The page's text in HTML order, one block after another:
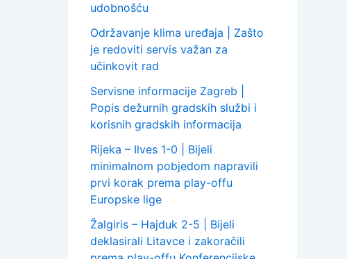
udobnošću
Održavanje klima uređaja | Zašto
je redoviti servis važan za
učinkovit rad
Servisne informacije Zagreb |
Popis dežurnih gradskih službi i
korisnih gradskih informacija
Rijeka – Ilves 1-0 | Bijeli
minimalnom pobjedom napravili
prvi korak prema play-offu
Europske lige
Žalgiris – Hajduk 2-5 | Bijeli
deklasirali Litavce i zakoračili